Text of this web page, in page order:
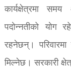
कार्यक्षेत्रमा
पदोन्नतीको योग
रहनेछन्।
मिल्नेछ। सरकारी